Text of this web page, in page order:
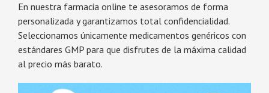
En nuestra farmacia online te asesoramos de forma
personalizada y garantizamos total confidencialidad.
Seleccionamos únicamente medicamentos genéricos con
estándares GMP para que disfrutes de la máxima calidad
al precio más barato.